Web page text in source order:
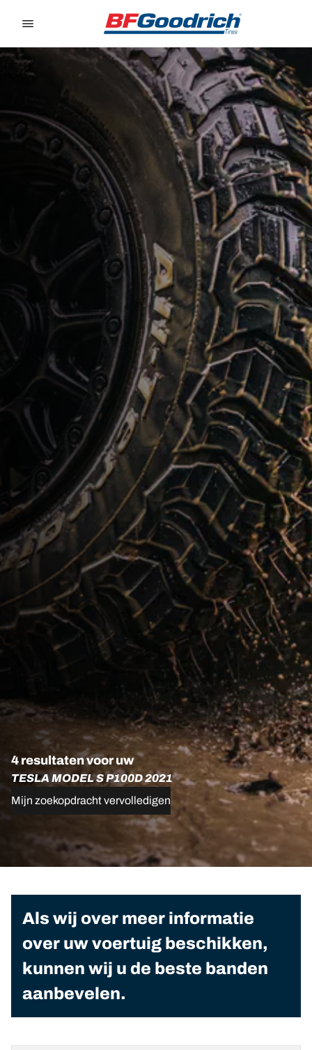
4 resultaten voor uw
TESLA MODEL S P100D 2021
Mijn zoekopdracht vervolledigen
Als wij over meer informatie
over uw voertuig beschikken,
kunnen wij u de beste banden
aanbevelen.